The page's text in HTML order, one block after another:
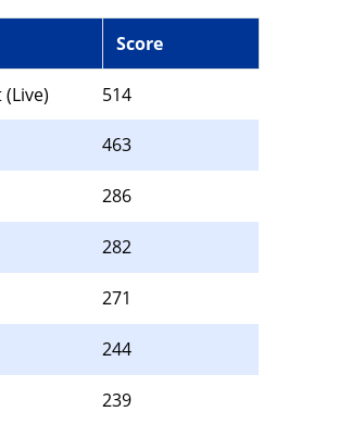
Score
514
463
286
282
271
244
239